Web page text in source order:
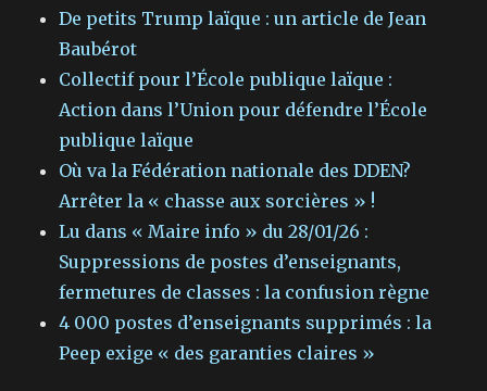
De petits Trump laïque : un article de Jean
Baubérot
Collectif pour l’École publique laïque :
Action dans l’Union pour défendre l’École
publique laïque
Où va la Fédération nationale des DDEN?
Arrêter la « chasse aux sorcières » !
Lu dans « Maire info » du 28/01/26 :
Suppressions de postes d’enseignants,
fermetures de classes : la confusion règne
4 000 postes d’enseignants supprimés : la
Peep exige « des garanties claires »